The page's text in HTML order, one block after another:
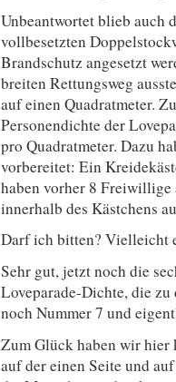
Unbeantwortet blieb auch
vollbesetzten
Brandschutz angesetzt
breiten Rettungsweg
auf einen Quadratmeter.
Personendichte der
pro Quadratmeter. Dazu
vorbereitet: Ein
haben vorher 8 Freiwillige
innerhalb des Kästchens
Darf ich bitten? Vielleicht
Sehr gut, jetzt noch die
Loveparade-Dichte, die
noch Nummer 7 und
Zum Glück haben wir hier
auf der einen Seite und